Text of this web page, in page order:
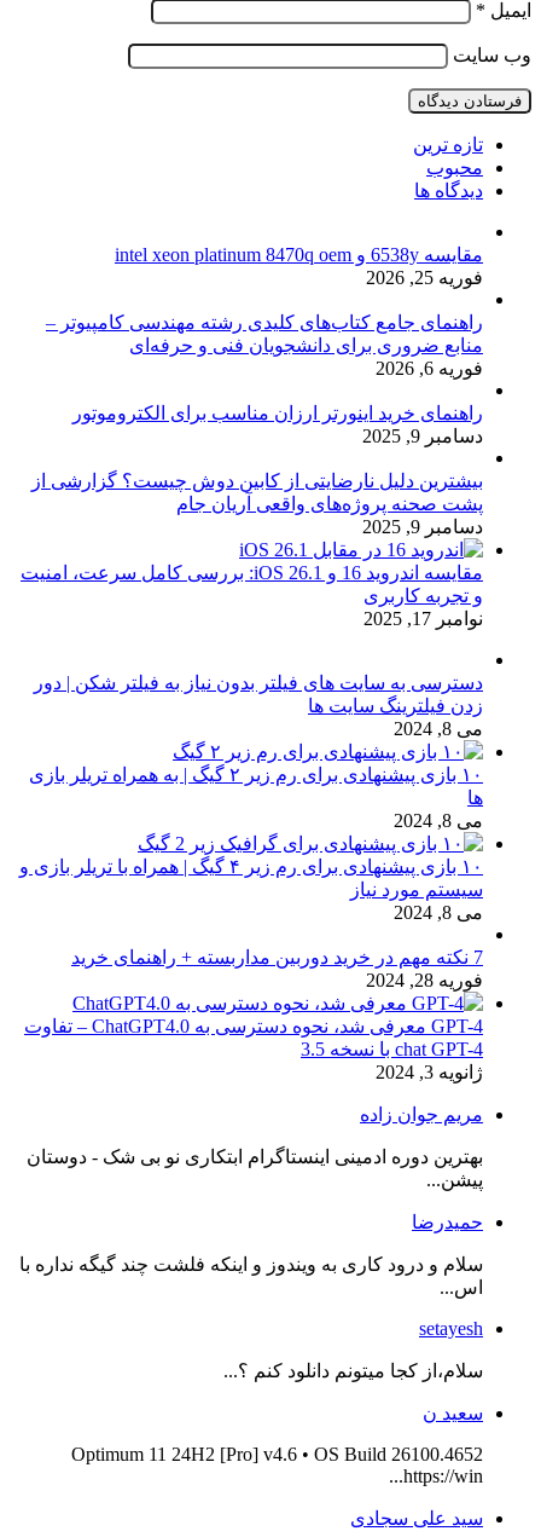
ایمیل *
وب‌ سایت
تازه ترین
محبوب
دیدگاه ها
مقایسه 6538y و intel xeon platinum 8470q oem
فوریه 25, 2026
راهنمای جامع کتاب‌های کلیدی رشته مهندسی کامپیوتر –
منابع ضروری برای دانشجویان فنی و حرفه‌ای
فوریه 6, 2026
راهنمای خرید اینورتر ارزان مناسب برای الکتروموتور
دسامبر 9, 2025
بیشترین دلیل نارضایتی از کابین دوش چیست؟ گزارشی از
پشت صحنه پروژه‌های واقعی آریان جام
دسامبر 9, 2025
مقایسه اندروید 16 و iOS 26.1: بررسی کامل سرعت، امنیت
و تجربه کاربری
نوامبر 17, 2025
دسترسی به سایت های فیلتر بدون نیاز به فیلتر شکن | دور
زدن فیلترینگ سایت ها
می 8, 2024
۱۰ بازی پیشنهادی برای رم زیر ۲ گیگ | به همراه تریلر بازی
ها
می 8, 2024
۱۰ بازی پیشنهادی برای رم زیر ۴ گیگ | همراه با تریلر بازی و
سیستم مورد نیاز
می 8, 2024
7 نکته مهم در خرید دوربین مداربسته + راهنمای خرید
فوریه 28, 2024
GPT-4 معرفی شد، نحوه دسترسی به ChatGPT4.0 – تفاوت
chat GPT-4 با نسخه 3.5
ژانویه 3, 2024
مریم جوان زاده
بهترین دوره ادمینی اینستاگرام ابتکاری نو بی شک - دوستان
پیشن...
حمیدرضا
سلام و درود کاری به ویندوز و اینکه فلشت چند گیگه نداره با
اس...
setayesh
سلام،از کجا میتونم دانلود کنم ؟...
سعید ن
Optimum 11 24H2 [Pro] v4.6 • OS Build 26100.4652
https://win...
سید علی سجادی